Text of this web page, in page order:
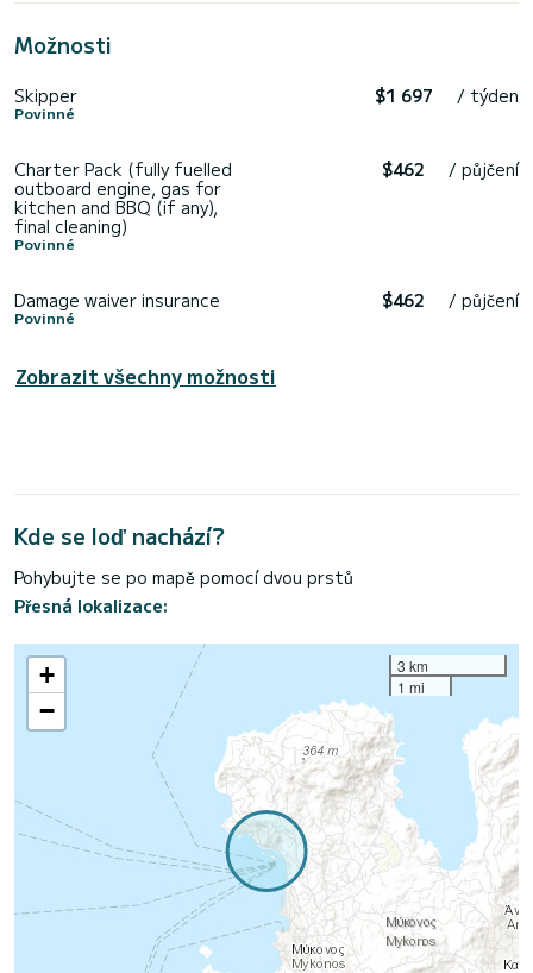
Možnosti
Skipper
Povinné
$1 697 / týden
Charter Pack (fully fuelled
outboard engine, gas for
kitchen and BBQ (if any),
final cleaning)
Povinné
$462 / půjčení
Damage waiver insurance
Povinné
$462 / půjčení
Zobrazit všechny možnosti
Kde se loď nachází?
Pohybujte se po mapě pomocí dvou prstů
Přesná lokalizace:
+
−
3 km
1 mi